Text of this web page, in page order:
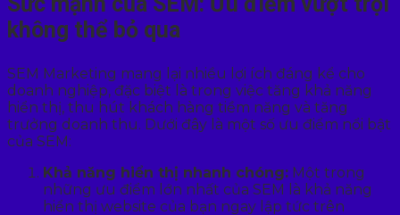
không thể bỏ qua
SEM Marketing mang lại nhiều lợi ích đáng kể cho
doanh nghiệp, đặc biệt là trong việc tăng khả năng
hiển thị, thu hút khách hàng tiềm năng và tăng
trưởng doanh thu. Dưới đây là một số ưu điểm nổi bật
của SEM:
Khả năng hiển thị nhanh chóng: Một trong
những ưu điểm lớn nhất của SEM là khả năng
hiển thị website của bạn ngay lập tức trên